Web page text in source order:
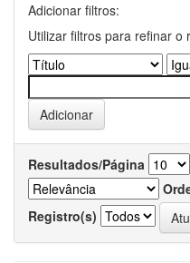
Adicionar filtros:
Utilizar filtros para refinar o
Resultados/Página
Registro(s)